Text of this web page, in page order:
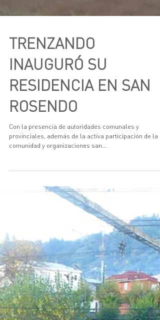
TRENZANDO
INAUGURÓ SU
RESIDENCIA EN SAN
ROSENDO
Con la presencia de autoridades comunales y
comunidad y organizaciones san...